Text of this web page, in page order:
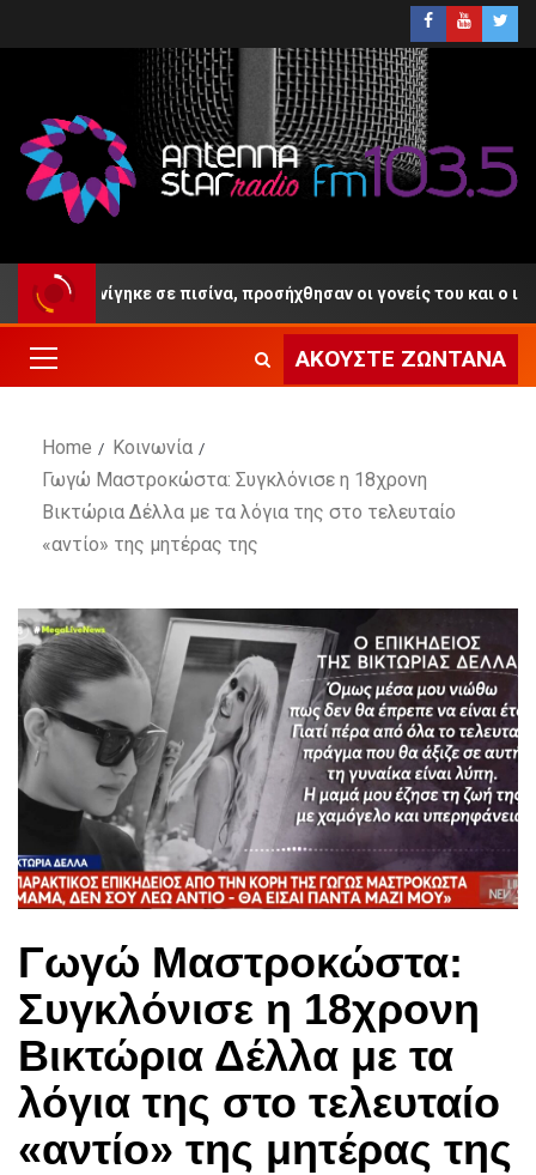
πνίγηκε σε πισίνα, προσήχθησαν οι γονείς του και ο
ΑΚΟΎΣΤΕ ΖΩΝΤΑΝΆ
Home
Κοινωνία
Γωγώ Μαστροκώστα: Συγκλόνισε η 18χρονη
Βικτώρια Δέλλα με τα λόγια της στο τελευταίο
«αντίο» της μητέρας της
Γωγώ Μαστροκώστα:
Συγκλόνισε η 18χρονη
Βικτώρια Δέλλα με τα
λόγια της στο τελευταίο
«αντίο» της μητέρας της